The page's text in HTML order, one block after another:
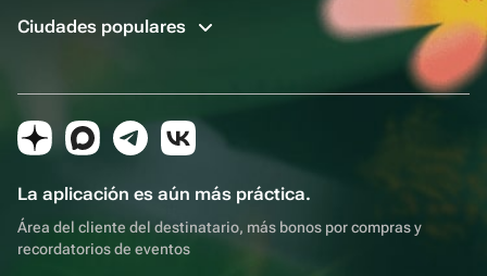
Ciudades populares
La aplicación es aún más práctica.
Área del cliente del destinatario, más bonos por compras y
recordatorios de eventos